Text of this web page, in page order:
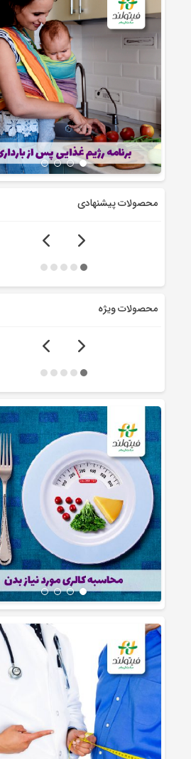
محصولات پیشنهادی
محصولات ویژه